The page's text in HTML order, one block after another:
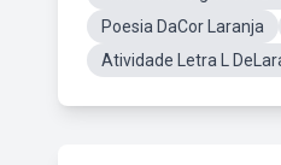
Poesia DaCor Laranja
Atividade Letra L